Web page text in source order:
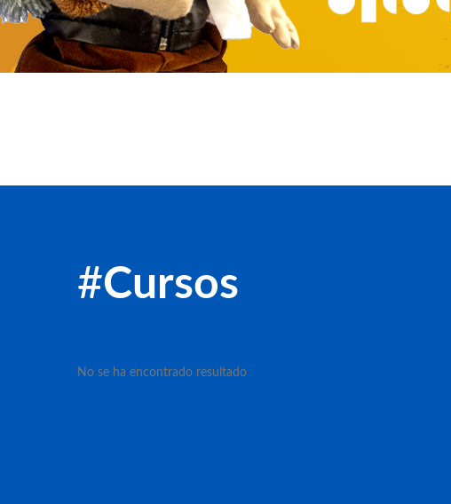
#Cursos
No se ha encontrado resultado